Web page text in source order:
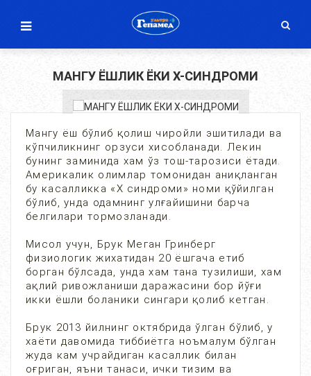
МАНГУ ЁШЛИК ЁКИ Х-СИНДРОМИ
Мангу ёш бўлиб қолиш чиройли эшитилади ва
кўпчиликнинг орзуси хисобланади. Лекин
бунинг заминида хам ўз тош-тарозиси ётади.
Америкалик олимлар томонидан аниқланган
бу касалликка «Х синдроми» номи қўйилган
бўлиб, унда одамнинг улғайишини барча
белгилари тормозланади.
Мисол учун, Брук Меган Гринберг
физиологик жихатидан 20 ёшгача етиб
борган бўлсада, унда хам тана тузилиши, хам
ақлий ривожланиши даражасини бор йўғи
икки ёшли боланики сингари қолиб кетган.
Брук 2013 йилнинг октябрида ўлган бўлиб, у
хаёти давомида тиббиётга ноъмалум бўлган
жуда кам учрайдиган касаллик билан
оғриган, яъни танаси, ички тизим ва